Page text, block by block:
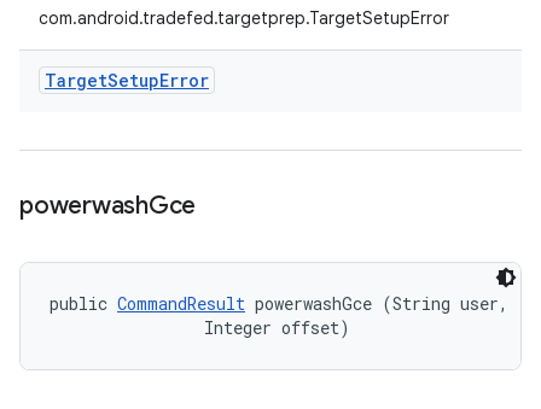
com.android.tradefed.targetprep.TargetSetupError
TargetSetupError
powerwashGce
public CommandResult powerwashGce (String user,
                Integer offset)